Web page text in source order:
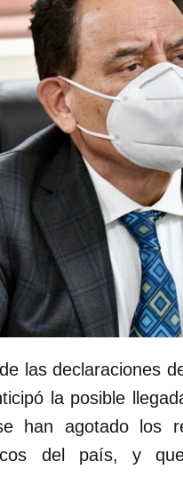
las declaraciones
la posible
han agotado los
del país, y